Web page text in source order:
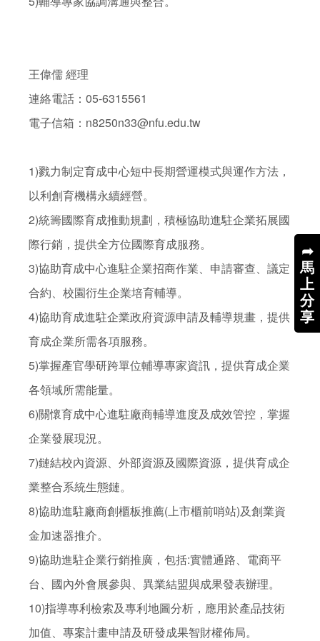
➦
馬
上
分
享
王偉儒 經理
連絡電話：05-6315561
電子信箱：n8250n33@nfu.edu.tw
1)戮力制定育成中心短中長期營運模式與運作方法，
以利創育機構永續經營。
2)統籌國際育成推動規劃，積極協助進駐企業拓展國
際行銷，提供全方位國際育成服務。
3)協助育成中心進駐企業招商作業、申請審查、議定
合約、校園衍生企業培育輔導。
4)協助育成進駐企業政府資源申請及輔導規畫，提供
育成企業所需各項服務。
5)掌握產官學研跨單位輔導專家資訊，提供育成企業
各領域所需能量。
6)關懷育成中心進駐廠商輔導進度及成效管控，掌握
企業發展現況。
7)鏈結校內資源、外部資源及國際資源，提供育成企
業整合系統生態鏈。
8)協助進駐廠商創櫃板推薦(上市櫃前哨站)及創業資
金加速器推介。
9)協助進駐企業行銷推廣，包括:實體通路、電商平
台、國內外會展參與、異業結盟與成果發表辦理。
10)指導專利檢索及專利地圖分析，應用於產品技術
加值、專案計畫申請及研發成果智財權佈局。